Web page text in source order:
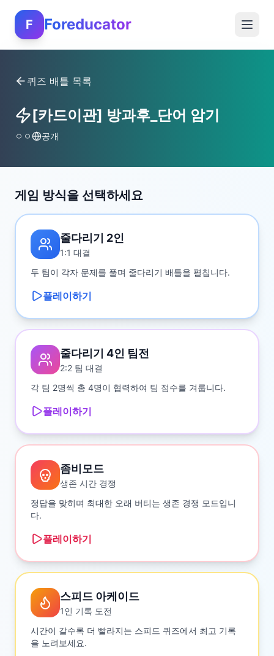
F Foreducator
퀴즈 배틀 목록
[카드이관] 방과후_단어 암기
ㅇㅇ 공개
게임 방식을 선택하세요
줄다리기 2인
1:1 대결
두 팀이 각자 문제를 풀며 줄다리기 배틀을 펼칩니다.
플레이하기
줄다리기 4인 팀전
2:2 팀 대결
각 팀 2명씩 총 4명이 협력하여 팀 점수를 겨룹니다.
플레이하기
좀비모드
생존 시간 경쟁
정답을 맞히며 최대한 오래 버티는 생존 경쟁 모드입니
다.
플레이하기
스피드 아케이드
1인 기록 도전
시간이 갈수록 더 빨라지는 스피드 퀴즈에서 최고 기록
을 노려보세요.